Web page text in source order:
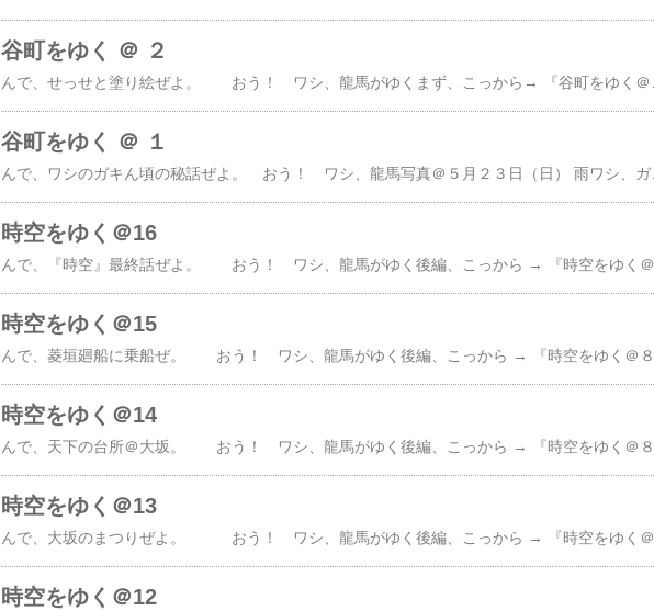
谷町をゆく ＠ ２
谷町をゆく ＠ １
んで、ワシのガキん頃の秘話ぜよ。 おう！ ワシ、龍馬写真＠５月２３日（日） 雨ワシ、ガキの頃から、ずうっと漫画家になりたかったがよ結局。金沢の美術大学に入り、デザイナーになったが…毎日、机に向かう。 机ちゅうて、折畳み式ちゃぶ台じゃき一人用のちゃぶ台やったき。ガキにゃ 手ごろな机変わり亡き祖母さんに聞いた話によれば、そこで絵かいとったとこげん昔を懐かしんで、とある展示会みった
時空をゆく＠16
時空をゆく＠15
時空をゆく＠14
時空をゆく＠13
時空をゆく＠12